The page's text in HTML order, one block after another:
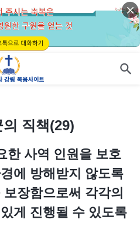
직책(29)
사역 인원을 보호
에 방해받지 않도록
장함으로써 각각의
게 진행될 수 있도록